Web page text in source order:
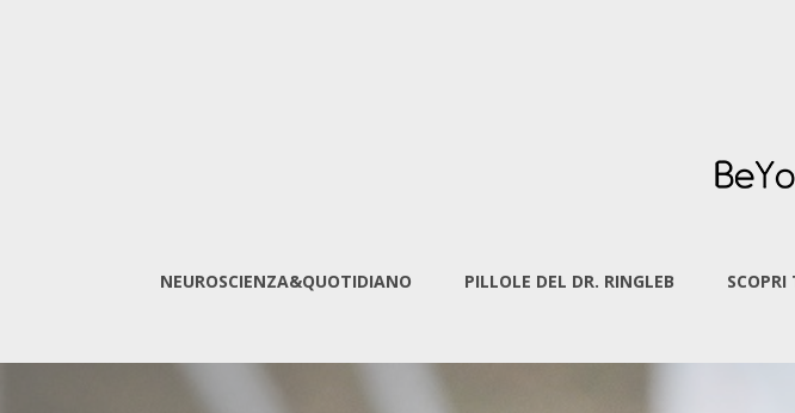
NEUROSCIENZA&QUOTIDIANO PILLOLE DEL DR. RINGLEB SCOPRI